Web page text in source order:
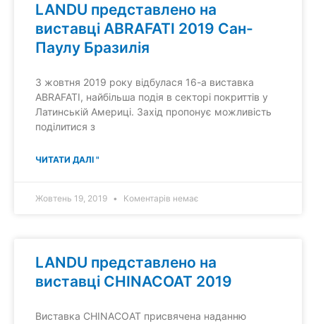
LANDU представлено на
виставці ABRAFATI 2019 Сан-
Паулу Бразилія
3 жовтня 2019 року відбулася 16-а виставка
ABRAFATI, найбільша подія в секторі покриттів у
Латинській Америці. Захід пропонує можливість
поділитися з
ЧИТАТИ ДАЛІ "
Жовтень 19, 2019 Коментарів немає
LANDU представлено на
виставці CHINACOAT 2019
Виставка CHINACOAT присвячена наданню